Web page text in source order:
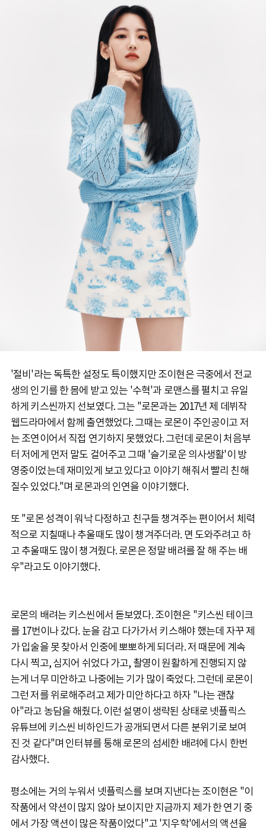
'절비'라는 독특한 설정도 특이했지만 조이현은 극중에서 전교
생의 인기를 한 몸에 받고 있는 '수혁'과 로맨스를 펼치고 유일
하게 키스씬까지 선보였다. 그는 "로몬과는 2017년 제 데뷔작
웹드라마에서 함께 출연했었다. 그때는 로몬이 주인공이고 저
는 조연이어서 직접 연기하지 못했었다. 그런데 로몬이 처음부
터 저에게 먼저 말도 걸어주고 그때 '슬기로운 의사생활'이 방
영중이었는데 재미있게 보고 있다고 이야기 해줘서 빨리 친해
질수 있었다."며 로몬과의 인연을 이야기했다.
또 "로몬 성격이 워낙 다정하고 친구들 챙겨주는 편이어서 체력
적으로 지칠때나 추울때도 많이 챙겨주더라. 면 도와주려고 하
고 추울때도 많이 챙겨줬다. 로몬은 정말 배려를 잘 해 주는 배
우"라고도 이야기했다.
로몬의 배려는 키스씬에서 돋보였다. 조이현은 "키스씬 테이크
를 17번이나 갔다. 눈을 감고 다가가서 키스해야 했는데 자꾸 제
가 입술을 못 찾아서 인중에 뽀뽀하게 되더라. 저 때문에 계속
다시 찍고, 심지어 쉬었다 가고, 촬영이 원활하게 진행되지 않
는게 너무 미안하고 나중에는 기가 많이 죽었다. 그런데 로몬이
그런 저를 위로해주려고 제가 미안하다고 하자 "나는 괜찮
아"라고 농담을 해줬다. 이런 설명이 생략된 상태로 넷플릭스
유튜브에 키스씬 비하인드가 공개되면서 다른 분위기로 보여
진 것 같다"며 인터뷰를 통해 로몬의 섬세한 배려에 다시 한번
감사했다.
평소에는 거의 누워서 넷플릭스를 보며 지낸다는 조이현은 "이
작품에서 약션이 많지 않아 보이지만 지금까지 제가 한 연기 중
에서 가장 액션이 많은 작품이었다"고 '지우학'에서의 액션을